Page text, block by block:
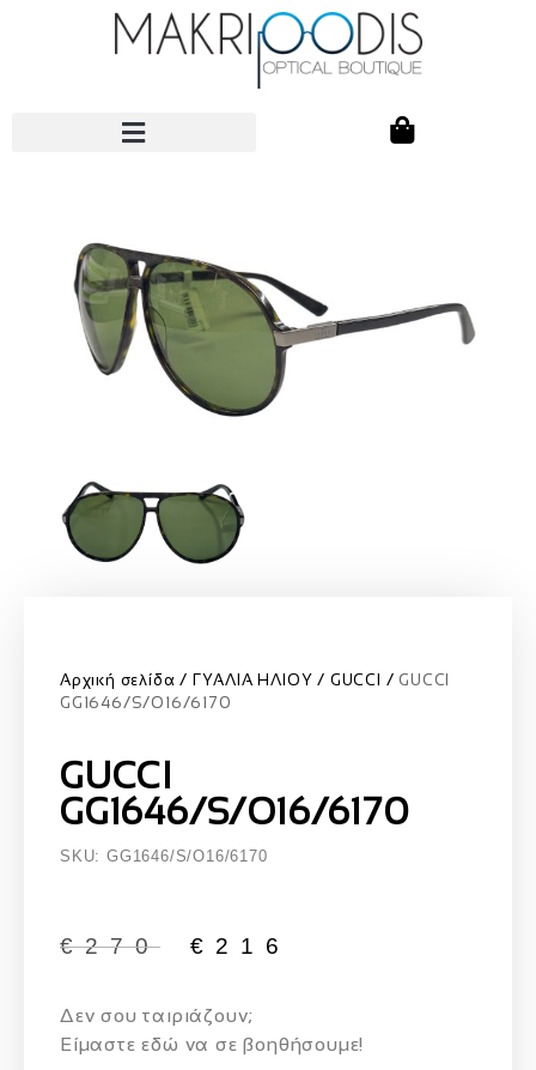
Αρχική σελίδα ΓΥΑΛΙΑ ΗΛΙΟΥ GUCCI
GUCCI
GG1646/S/O16/6170
GUCCI
GG1646/S/O16/6170
SKU: GG1646/S/O16/6170
€270 € 216
Δεν σου ταιριάζουν;
Eίμαστε εδώ να σε βοηθήσουμε!